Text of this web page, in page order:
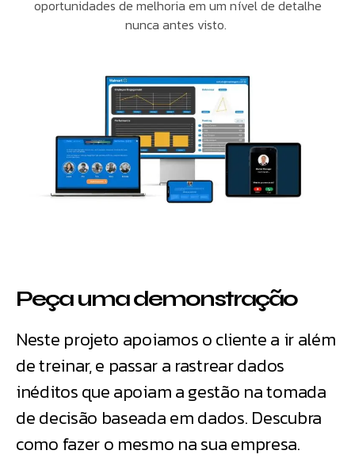
oportunidades de melhoria em um nível de detalhe
nunca antes visto.
Peça uma demonstração
Neste projeto apoiamos o cliente a ir além
de treinar, e passar a rastrear dados
inéditos que apoiam a gestão na tomada
de decisão baseada em dados. Descubra
como fazer o mesmo na sua empresa.